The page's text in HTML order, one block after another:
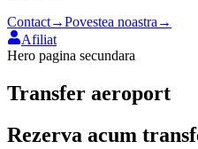
Contact→Povestea noastra →
Afiliat
Hero pagina secundara
Transfer aeroport
Rezerva acum